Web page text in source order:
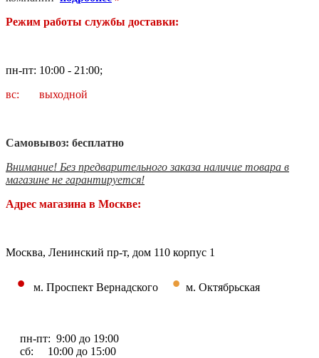
Режим работы службы доставки:
пн-пт: 10:00 - 21:00;
вс: выходной
Самовывоз: бесплатно
Внимание! Без предварительного заказа наличие товара в
магазине не гарантируется!
Адрес магазина в Москве:
Москва, Ленинский пр-т, дом 110 корпус 1
• м. Проспект Вернадского • м. Октябрьская
пн-пт: 9:00 до 19:00
сб: 10:00 до 15:00